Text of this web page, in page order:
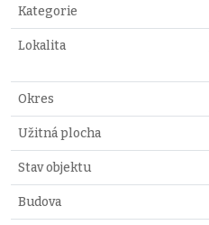
Kategorie
Lokalita
Okres
Užitná plocha
Stav objektu
Budova